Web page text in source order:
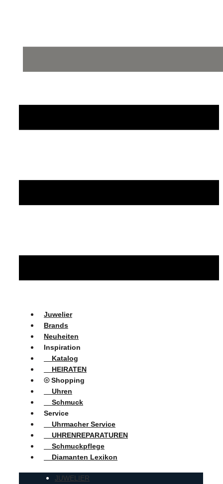
Juwelier
Brands
Neuheiten
Inspiration
Katalog
HEIRATEN
⦾ Shopping
Uhren
Schmuck
Service
Uhrmacher Service
UHRENREPARATUREN
Schmuckpflege
Diamanten Lexikon
JUWELIER